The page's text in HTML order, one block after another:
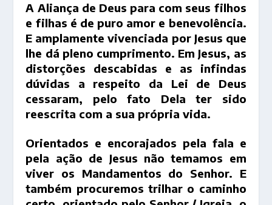
A Aliança de Deus para com seus filhos
e filhas é de puro amor e benevolência.
E amplamente vivenciada por Jesus que
lhe dá pleno cumprimento. Em Jesus, as
distorções descabidas e as infindas
dúvidas a respeito da Lei de Deus
cessaram, pelo fato Dela ter sido
reescrita com a sua própria vida.
Orientados e encorajados pela fala e
pela ação de Jesus não temamos em
viver os Mandamentos do Senhor. E
também procuremos trilhar o caminho